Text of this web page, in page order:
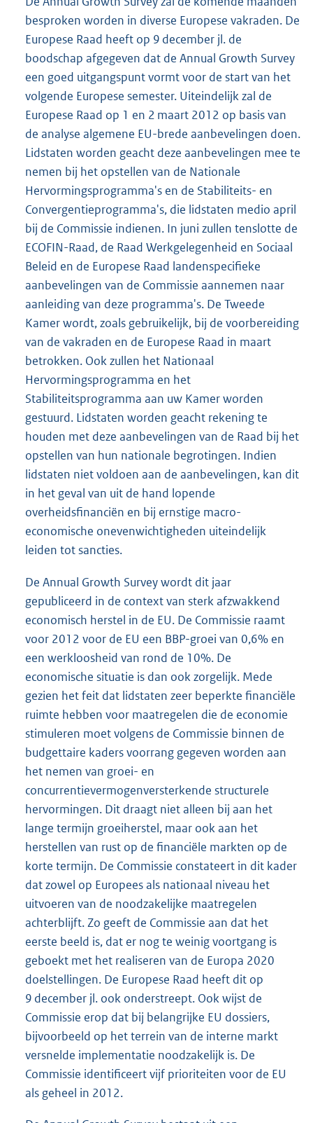
besproken worden in diverse Europese vakraden. De
Europese Raad heeft op 9 december jl. de
boodschap afgegeven dat de Annual Growth Survey
een goed uitgangspunt vormt voor de start van het
volgende Europese semester. Uiteindelijk zal de
Europese Raad op 1 en 2 maart 2012 op basis van
de analyse algemene EU-brede aanbevelingen doen.
Lidstaten worden geacht deze aanbevelingen mee te
nemen bij het opstellen van de Nationale
Hervormingsprogramma's en de Stabiliteits- en
Convergentieprogramma's, die lidstaten medio april
bij de Commissie indienen. In juni zullen tenslotte de
ECOFIN-Raad, de Raad Werkgelegenheid en Sociaal
Beleid en de Europese Raad landenspecifieke
aanbevelingen van de Commissie aannemen naar
aanleiding van deze programma's. De Tweede
Kamer wordt, zoals gebruikelijk, bij de voorbereiding
van de vakraden en de Europese Raad in maart
betrokken. Ook zullen het Nationaal
Hervormingsprogramma en het
Stabiliteitsprogramma aan uw Kamer worden
gestuurd. Lidstaten worden geacht rekening te
houden met deze aanbevelingen van de Raad bij het
opstellen van hun nationale begrotingen. Indien
lidstaten niet voldoen aan de aanbevelingen, kan dit
in het geval van uit de hand lopende
overheidsfinanciën en bij ernstige macro-
economische onevenwichtigheden uiteindelijk
leiden tot sancties.
De Annual Growth Survey wordt dit jaar
gepubliceerd in de context van sterk afzwakkend
economisch herstel in de EU. De Commissie raamt
voor 2012 voor de EU een BBP-groei van 0,6% en
een werkloosheid van rond de 10%. De
economische situatie is dan ook zorgelijk. Mede
gezien het feit dat lidstaten zeer beperkte financiële
ruimte hebben voor maatregelen die de economie
stimuleren moet volgens de Commissie binnen de
budgettaire kaders voorrang gegeven worden aan
het nemen van groei- en
concurrentievermogenversterkende structurele
hervormingen. Dit draagt niet alleen bij aan het
lange termijn groeiherstel, maar ook aan het
herstellen van rust op de financiële markten op de
korte termijn. De Commissie constateert in dit kader
dat zowel op Europees als nationaal niveau het
uitvoeren van de noodzakelijke maatregelen
achterblijft. Zo geeft de Commissie aan dat het
eerste beeld is, dat er nog te weinig voortgang is
geboekt met het realiseren van de Europa 2020
doelstellingen. De Europese Raad heeft dit op
9 december jl. ook onderstreept. Ook wijst de
Commissie erop dat bij belangrijke EU dossiers,
bijvoorbeeld op het terrein van de interne markt
versnelde implementatie noodzakelijk is. De
Commissie identificeert vijf prioriteiten voor de EU
als geheel in 2012.